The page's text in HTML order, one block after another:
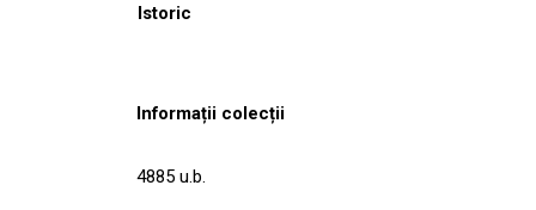
Istoric
Informații colecții
4885 u.b.